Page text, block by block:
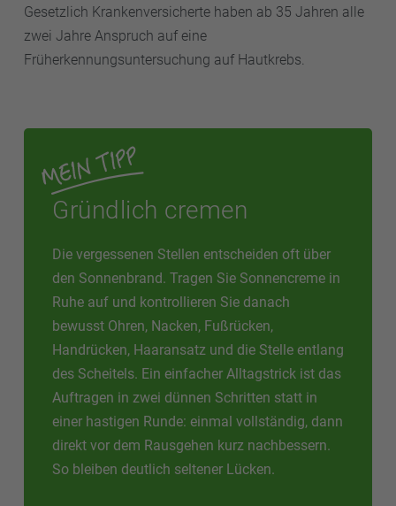
Gesetzlich Krankenversicherte haben ab 35 Jahren alle
zwei Jahre Anspruch auf eine
Früherkennungsuntersuchung auf Hautkrebs.
Gründlich cremen
Die vergessenen Stellen entscheiden oft über
den Sonnenbrand. Tragen Sie Sonnencreme in
Ruhe auf und kontrollieren Sie danach
bewusst Ohren, Nacken, Fußrücken,
Handrücken, Haaransatz und die Stelle entlang
des Scheitels. Ein einfacher Alltagstrick ist das
Auftragen in zwei dünnen Schritten statt in
einer hastigen Runde: einmal vollständig, dann
direkt vor dem Rausgehen kurz nachbessern.
So bleiben deutlich seltener Lücken.